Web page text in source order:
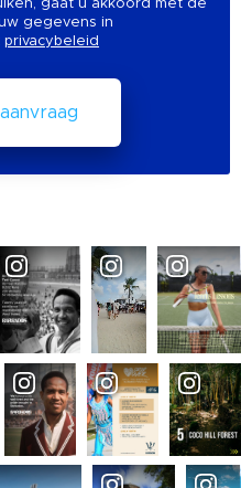
gaat u akkoord met de
gegevens in
privacybeleid